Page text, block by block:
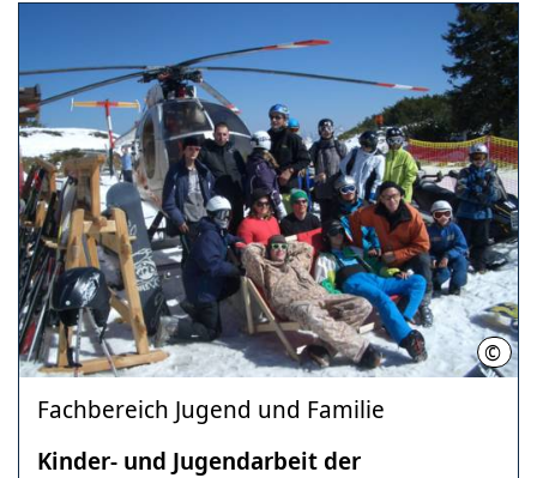
© LHH
Fachbereich Jugend und Familie
Kinder- und Jugendarbeit der